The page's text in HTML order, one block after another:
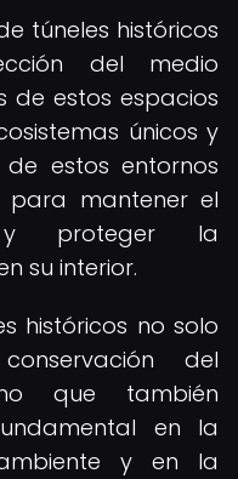
túneles históricos
del medio
de estos espacios
únicos y
de estos entornos
para mantener el
y proteger la
su interior.
históricos no solo
del
que también
en la
y en la